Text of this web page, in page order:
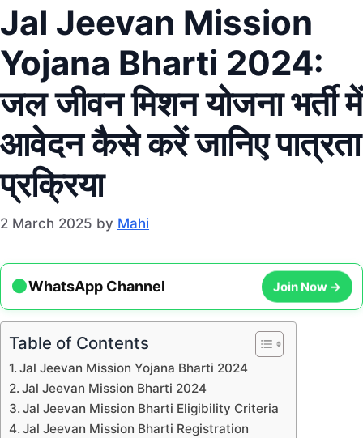
Jal Jeevan Mission
Yojana Bharti 2024:
जल जीवन मिशन योजना भर्ती में
आवेदन कैसे करें जानिए पात्रता
प्रक्रिया
2 March 2025 by Mahi
●WhatsApp Channel Join Now →
Table of Contents
Jal Jeevan Mission Yojana Bharti 2024
Jal Jeevan Mission Bharti 2024
Jal Jeevan Mission Bharti Eligibility Criteria
Jal Jeevan Mission Bharti Registration